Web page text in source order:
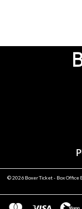
Navigazione
© 2026 Boxer Ticket- Box Office